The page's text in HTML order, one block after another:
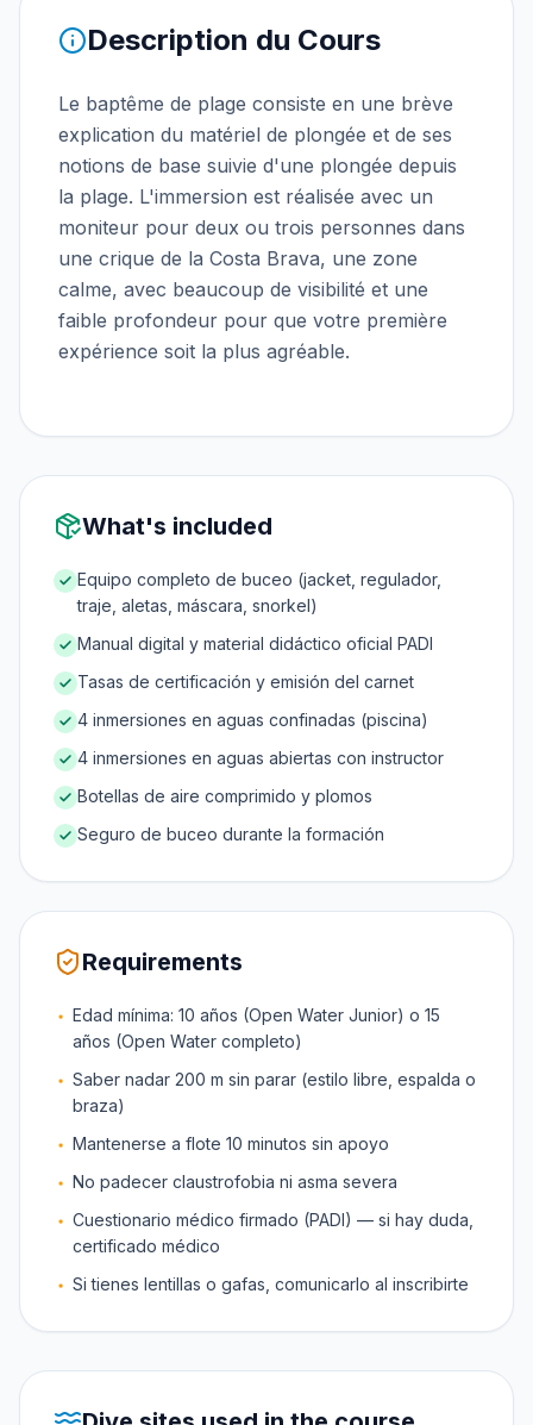
Description du Cours
Le baptême de plage consiste en une brève
explication du matériel de plongée et de ses
notions de base suivie d'une plongée depuis
la plage. L'immersion est réalisée avec un
moniteur pour deux ou trois personnes dans
une crique de la Costa Brava, une zone
calme, avec beaucoup de visibilité et une
faible profondeur pour que votre première
expérience soit la plus agréable.
What's included
Equipo completo de buceo (jacket, regulador,
traje, aletas, máscara, snorkel)
Manual digital y material didáctico oficial PADI
Tasas de certificación y emisión del carnet
4 inmersiones en aguas confinadas (piscina)
4 inmersiones en aguas abiertas con instructor
Botellas de aire comprimido y plomos
Seguro de buceo durante la formación
Requirements
Edad mínima: 10 años (Open Water Junior) o 15
años (Open Water completo)
Saber nadar 200 m sin parar (estilo libre, espalda o
braza)
Mantenerse a flote 10 minutos sin apoyo
No padecer claustrofobia ni asma severa
Cuestionario médico firmado (PADI) — si hay duda,
certificado médico
Si tienes lentillas o gafas, comunicarlo al inscribirte